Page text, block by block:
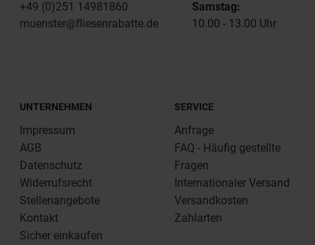
+49 (0)251 14981860
muenster@fliesenrabatte.de
Samstag:
10.00 - 13.00 Uhr
UNTERNEHMEN
Impressum
AGB
Datenschutz
Widerrufsrecht
Stellenangebote
Kontakt
Sicher einkaufen
SERVICE
Anfrage
FAQ - Häufig gestellte
Fragen
Internationaler Versand
Versandkosten
Zahlarten